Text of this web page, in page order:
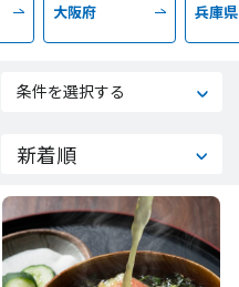
大阪府 兵庫県
条件を選択する